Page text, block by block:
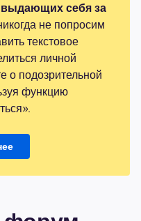
выдающих себя за
не попросим
текстовое
личной
подозрительной
функцию